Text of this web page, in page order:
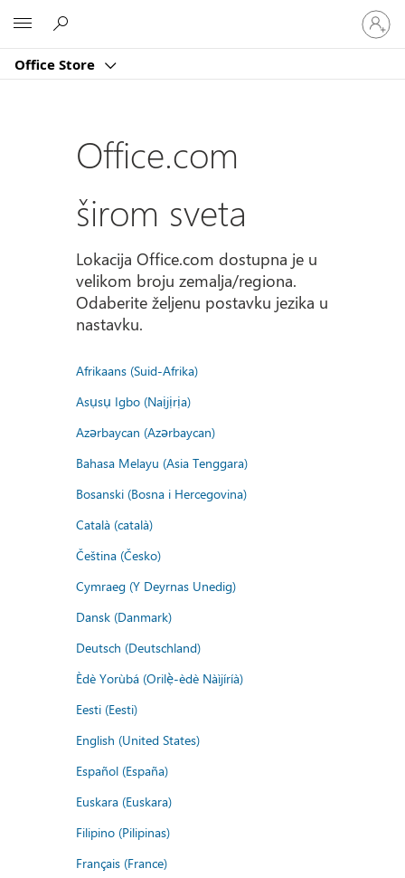
Office Store
Prijavite
se
na
Office.com
širom sveta
Lokacija Office.com dostupna je u
velikom broju zemalja/regiona.
Odaberite željenu postavku jezika u
nastavku.
Afrikaans (Suid-Afrika)
Asụsụ Igbo (Naịjịrịa)
Azərbaycan (Azərbaycan)
Bahasa Melayu (Asia Tenggara)
Bosanski (Bosna i Hercegovina)
Català (català)
Čeština (Česko)
Cymraeg (Y Deyrnas Unedig)
Dansk (Danmark)
Deutsch (Deutschland)
Èdè Yorùbá (Orilẹ̀-èdè Nàìjíríà)
Eesti (Eesti)
English (United States)
Español (España)
Euskara (Euskara)
Filipino (Pilipinas)
Français (France)